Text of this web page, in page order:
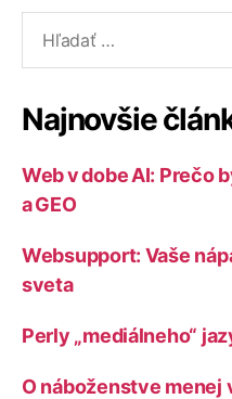
Najnovšie
Web v dobe AI: Prečo
a GEO
Websupport: Vaše
sveta
Perly „mediálneho“
O náboženstve menej